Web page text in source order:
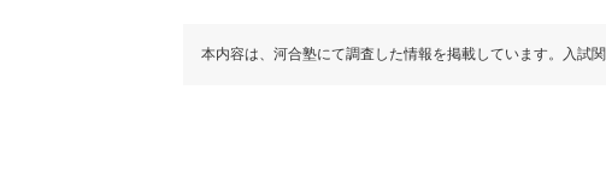
本内容は、河合塾にて調査した情報を掲載しています。入試